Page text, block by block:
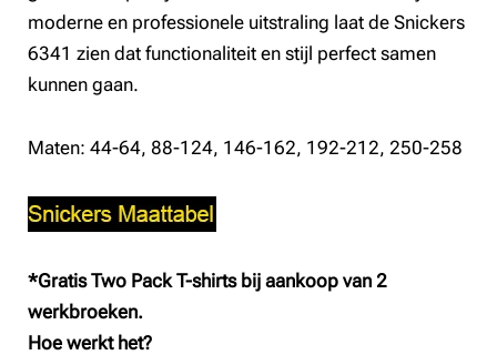
moderne en professionele uitstraling laat de Snickers
6341 zien dat functionaliteit en stijl perfect samen
kunnen gaan.
Maten: 44-64, 88-124, 146-162, 192-212, 250-258
*Gratis Two Pack T-shirts bij aankoop van 2
werkbroeken.
Hoe werkt het?